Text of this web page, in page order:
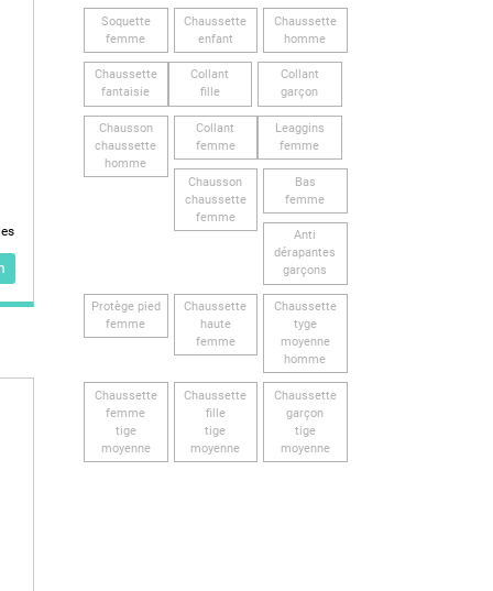
Soquette
femme
Chaussette
enfant
Chaussette
homme
Chaussette
fantaisie
Collant
fille
Collant
garçon
Chausson
chaussette
homme
Collant
femme
Leaggins
femme
Chausson
chaussette
femme
Bas
femme
Anti
dérapantes
garçons
Protège pied
femme
Chaussette
haute
femme
Chaussette
tyge
moyenne
homme
Chaussette
femme
tige
moyenne
Chaussette
fille
tige
moyenne
Chaussette
garçon
tige
moyenne